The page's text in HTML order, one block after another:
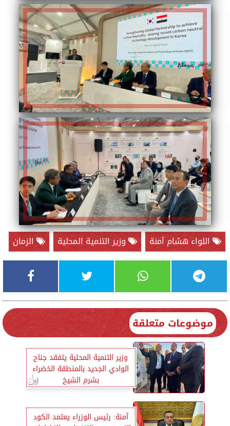
اللواء هشام آمنة وزير التنمية المحلية الزمان
موضوعات متعلقة
وزير التنمية المحلية يتفقد جناح
الوادي الجديد بالمنطقة الخضراء
بشرم الشيخ
آمنة: رئيس الوزراء يعتمد الكود